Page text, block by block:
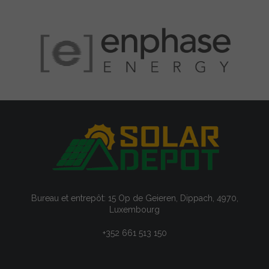
Bureau et entrepôt: 15 Op de Geieren, Dippach, 4970,
Luxembourg
+352 661 513 150